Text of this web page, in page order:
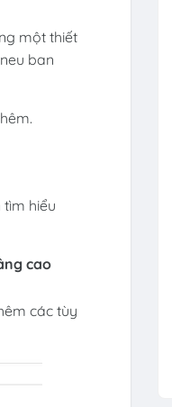
một thiết
ban
hiểu
cao
các tùy